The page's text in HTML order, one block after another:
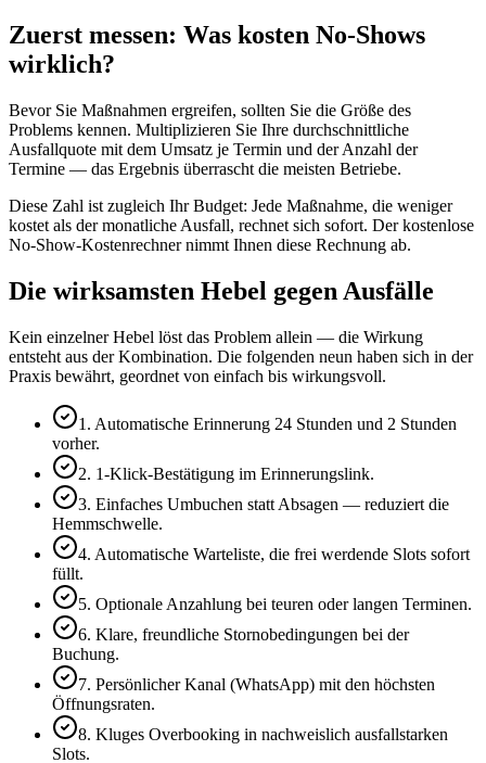
Zuerst messen: Was kosten No-Shows
wirklich?
Bevor Sie Maßnahmen ergreifen, sollten Sie die Größe des
Problems kennen. Multiplizieren Sie Ihre durchschnittliche
Ausfallquote mit dem Umsatz je Termin und der Anzahl der
Termine — das Ergebnis überrascht die meisten Betriebe.
Diese Zahl ist zugleich Ihr Budget: Jede Maßnahme, die weniger
kostet als der monatliche Ausfall, rechnet sich sofort. Der kostenlose
No-Show-Kostenrechner nimmt Ihnen diese Rechnung ab.
Die wirksamsten Hebel gegen Ausfälle
Kein einzelner Hebel löst das Problem allein — die Wirkung
entsteht aus der Kombination. Die folgenden neun haben sich in der
Praxis bewährt, geordnet von einfach bis wirkungsvoll.
1. Automatische Erinnerung 24 Stunden und 2 Stunden
vorher.
2. 1-Klick-Bestätigung im Erinnerungslink.
3. Einfaches Umbuchen statt Absagen — reduziert die
Hemmschwelle.
4. Automatische Warteliste, die frei werdende Slots sofort
füllt.
5. Optionale Anzahlung bei teuren oder langen Terminen.
6. Klare, freundliche Stornobedingungen bei der
Buchung.
7. Persönlicher Kanal (WhatsApp) mit den höchsten
Öffnungsraten.
8. Kluges Overbooking in nachweislich ausfallstarken
Slots.